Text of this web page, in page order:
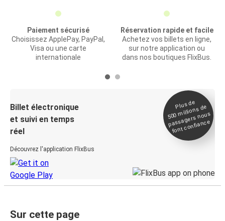
Paiement sécurisé
Choisissez ApplePay, PayPal,
Visa ou une carte
internationale
Réservation rapide et facile
Achetez vos billets en ligne,
sur notre application ou
dans nos boutiques FlixBus.
Billet électronique
et suivi en temps
réel
Découvrez l'application FlixBus
Plus de
500
millions de
passagers nous
font confiance
Sur cette page